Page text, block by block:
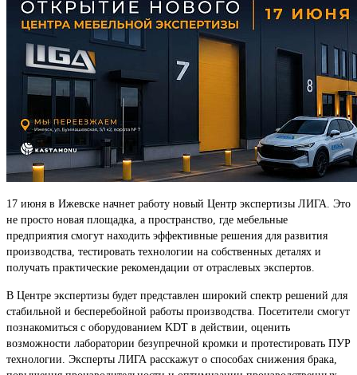
17 июня в Ижевске начнет работу новый Центр экспертизы ЛИГА. Это
не просто новая площадка, а пространство, где мебельные
предприятия смогут находить эффективные решения для развития
производства, тестировать технологии на собственных деталях и
получать практические рекомендации от отраслевых экспертов.
В Центре экспертизы будет представлен широкий спектр решений для
стабильной и бесперебойной работы производства. Посетители смогут
познакомиться с оборудованием KDT в действии, оценить
возможности лаборатории безупречной кромки и протестировать ПУР
технологии. Эксперты ЛИГА расскажут о способах снижения брака,